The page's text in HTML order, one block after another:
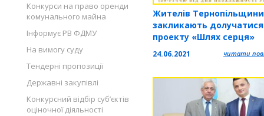
Конкурси на право оренди
комунального майна
Інформує РВ ФДМУ
На вимогу суду
Тендерні пропозиції
Державні закупівлі
Конкурсний відбір суб’єктів
оціночної діяльності
Жителів Тернопільщини
закликають
проекту «Шлях серця»
24.06.2021 читати